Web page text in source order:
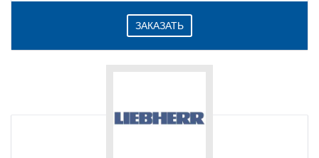
ЗАКАЗАТЬ